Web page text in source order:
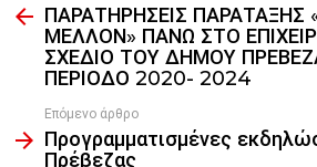
more ΠΑΡΑΤΗΡΗΣΕΙΣ
ΜΕΛΛΟΝ» ΠΑΝΩ ΣΤΟ
ΣΧΕΔΙΟ ΤΟΥ ΔΗΜΟΥ
ΠΕΡΙΟΔΟ 2020- 2024
Επόμενο άρθρο
Προγραμματισμένες
Πρέβεζας